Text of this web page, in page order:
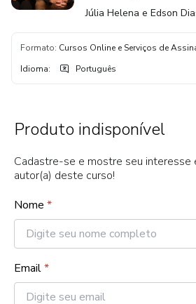
Júlia Helena e Edson
Formato: Cursos Online e Serviços de
Idioma: Português
Produto indisponível
Cadastre-se e mostre seu interesse
autor(a) deste curso!
Nome *
Email*